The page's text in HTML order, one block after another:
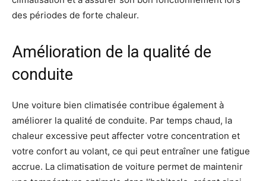
des périodes de forte chaleur.
Amélioration de la qualité de
conduite
Une voiture bien climatisée contribue également à
améliorer la qualité de conduite. Par temps chaud, la
chaleur excessive peut affecter votre concentration et
votre confort au volant, ce qui peut entraîner une fatigue
accrue. La climatisation de voiture permet de maintenir